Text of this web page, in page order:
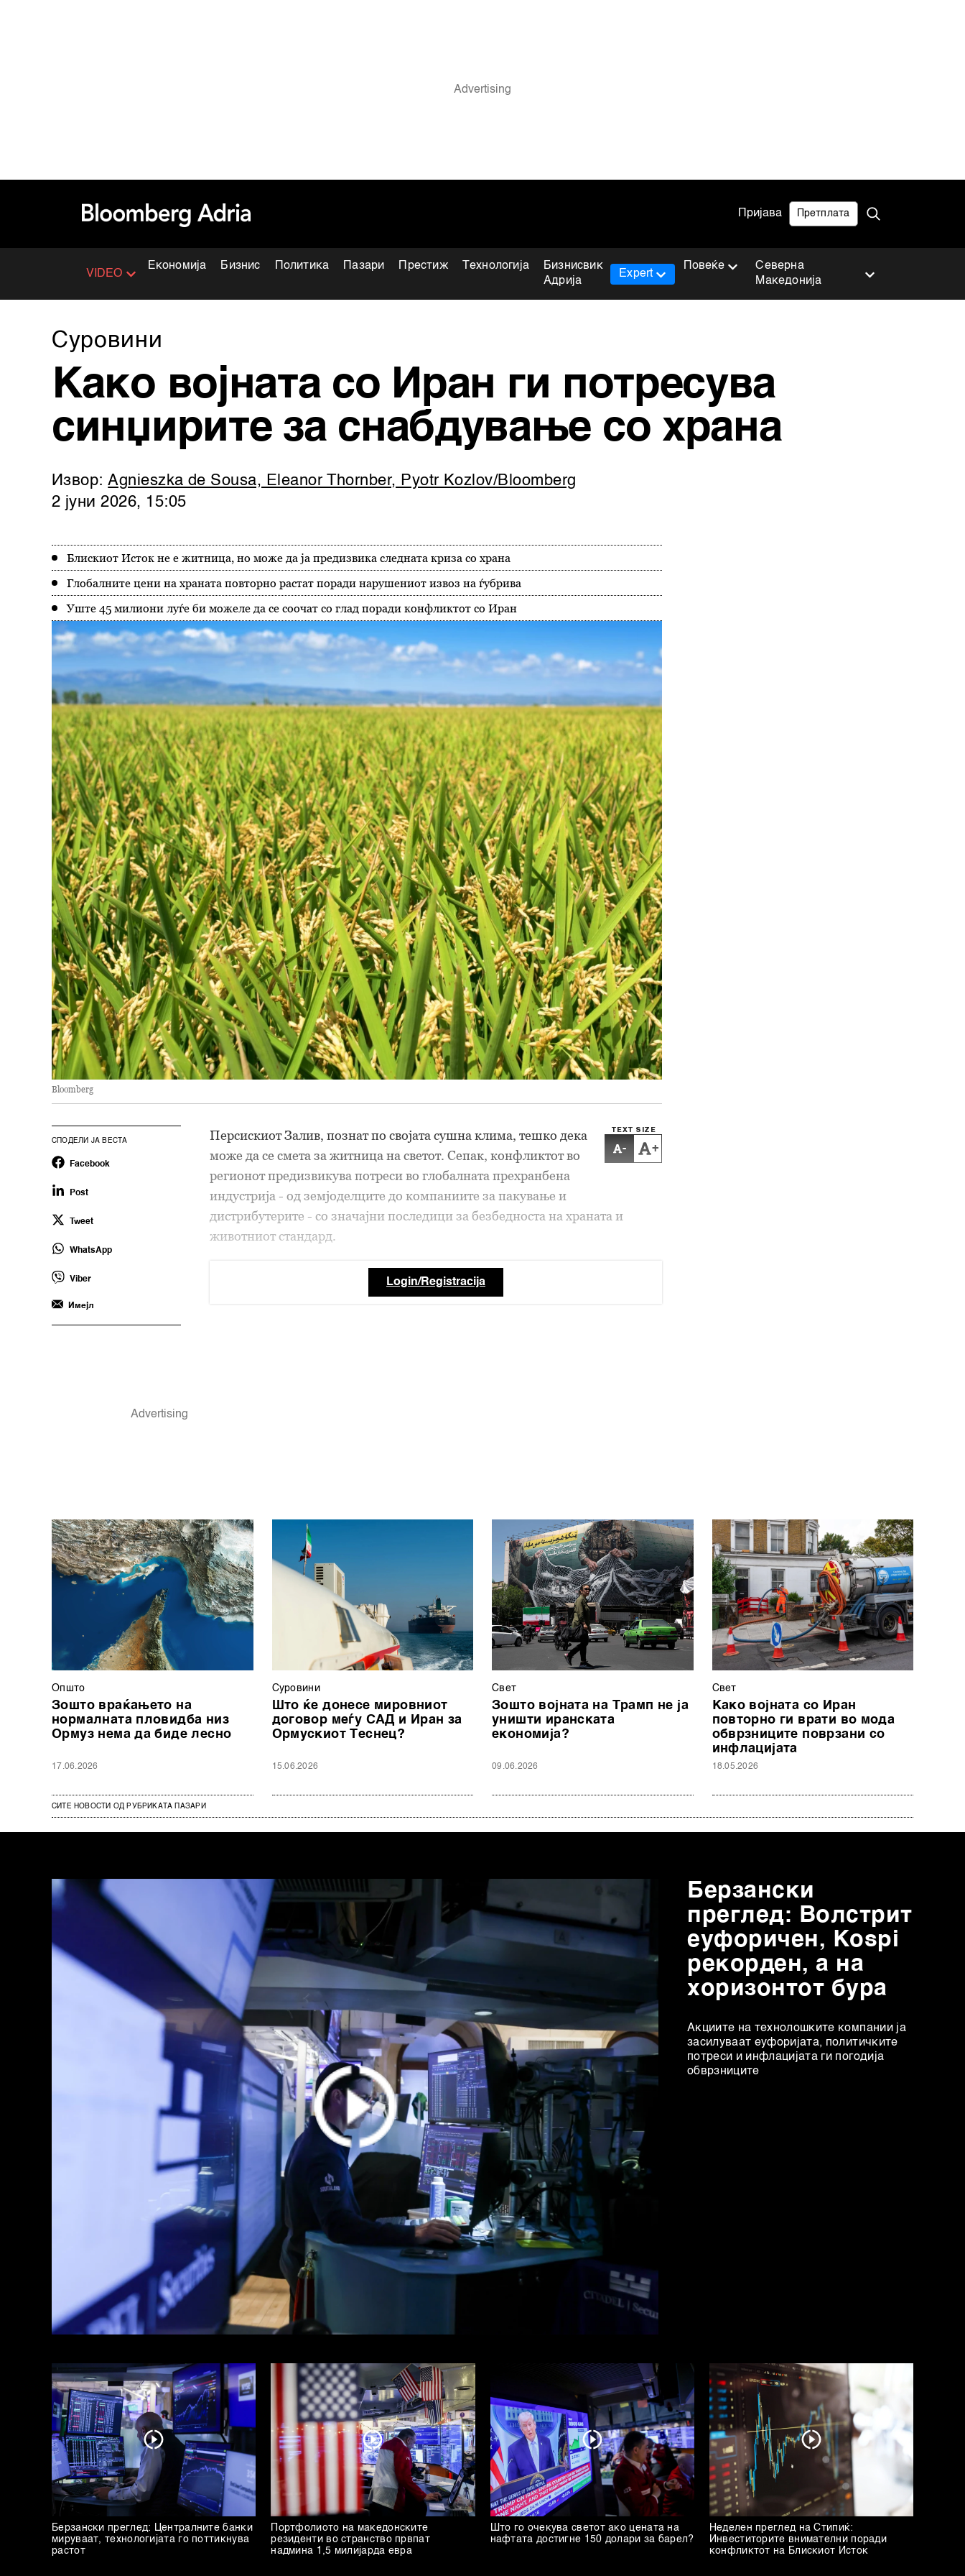
Пријава Претплата
VIDEO
Економија Бизнис Политика Пазари Престиж Технологија
Бизнисвик
Адрија
Северна
Македонија
Expert
Повеќе
Суровини
Како војната со Иран ги потресува
синџирите за снабдување со храна
Извор:Agnieszka de Sousa, Eleanor Thornber, Pyotr Kozlov/Bloomberg
2 јуни 2026, 15:05
Блискиот Исток не е житница, но може да ја предизвика следната криза со храна
Глобалните цени на храната повторно растат поради нарушениот извоз на ѓубрива
Уште 45 милиони луѓе би можеле да се соочат со глад поради конфликтот со Иран
Bloomberg
СПОДЕЛИ ЈА ВЕСТА
Facebook
Post
Tweet
WhatsApp
Viber
Имејл
TEXT SIZE
- +
Персискиот Залив, познат по својата сушна клима, тешко дека
може да се смета за житница на светот. Сепак, конфликтот во
регионот предизвикува потреси во глобалната прехранбена
индустрија - од земјоделците до компаниите за пакување и
дистрибутерите - со значајни последици за безбедноста на храната и
животниот стандард.
Login/Registracija
Општо
Зошто враќањето на
нормалната пловидба низ
Ормуз нема да биде лесно
17.06.2026
Суровини
Што ќе донесе мировниот
договор меѓу САД и Иран за
Ормускиот Теснец?
15.06.2026
Свет
Зошто војната на Трамп не ја
уништи иранската
економија?
09.06.2026
Свет
Како војната со Иран
повторно ги врати во мода
обврзниците поврзани со
инфлацијата
18.05.2026
СИТЕ НОВОСТИ ОД РУБРИКАТА ПАЗАРИ
Берзански
преглед: Волстрит
еуфоричен, Коspi
рекорден, а на
хоризонтот бура
Акциите на технолошките компании ја
засилуваат еуфоријата, политичките
потреси и инфлацијата ги погодија
обврзниците
Берзански преглед: Централните банки
мируваат, технологијата го поттикнува
растот
Портфолиото на македонските
резиденти во странство првпат
надмина 1,5 милијарда евра
Што го очекува светот ако цената на
нафтата достигне 150 долари за барел?
Неделен преглед на Стипиќ:
Инвеститорите внимателни поради
конфликтот на Блискиот Исток